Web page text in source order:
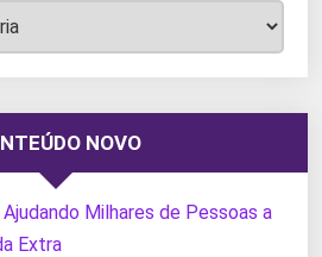
NOVO
Milhares de Pessoas a
Extra